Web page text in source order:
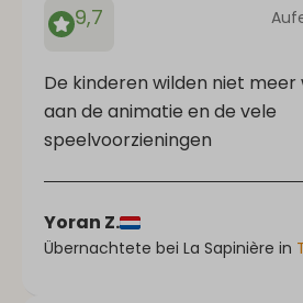
9,7
De kinderen wilden niet
aan de animatie en de vele
speelvoorzieningen
Yoran Z.
Übernachtete bei La Sapinière in